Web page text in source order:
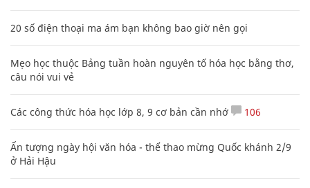
20 số điện thoại ma ám bạn không bao giờ nên gọi
Mẹo học thuộc Bảng tuần hoàn nguyên tố hóa học bằng thơ,
câu nói vui vẻ
Các công thức hóa học lớp 8, 9 cơ bản cần nhớ 106
Ấn tượng ngày hội văn hóa - thể thao mừng Quốc khánh 2/9
ở Hải Hậu